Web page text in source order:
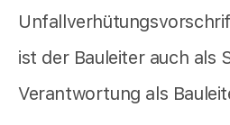
ist der Bauleiter auch als
Verantwortung als